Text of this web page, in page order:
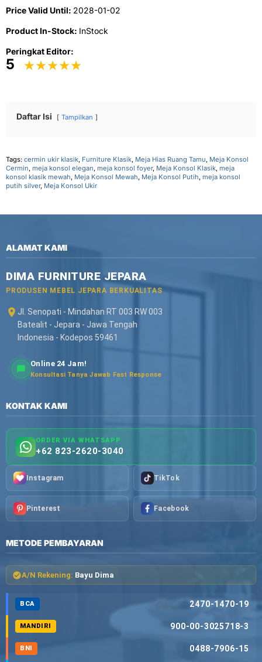
Price Valid Until: 2028-01-02
Product In-Stock: InStock
Peringkat Editor:
5
Daftar Isi Tampilkan
Tags: cermin ukir klasik, Furniture Klasik, Meja Hias Ruang Tamu, Meja Konsol
Cermin, meja konsol elegan, meja konsol foyer, Meja Konsol Klasik, meja
konsol klasik mewah, Meja Konsol Mewah, Meja Konsol Putih, meja konsol
putih silver, Meja Konsol Ukir
ALAMAT KAMI
DIMA FURNITURE JEPARA
PRODUSEN MEBEL JEPARA BERKUALITAS
Jl. Senopati - Mindahan RT 003 RW 003
Batealit - Jepara - Jawa Tengah
Indonesia - Kodepos 59461
Online 24 Jam!
Konsultasi Tanya Jawab Fast Response
KONTAK KAMI
ORDER VIA WHATSAPP
+62 823-2620-3040
Instagram TikTok
Pinterest Facebook
METODE PEMBAYARAN
A/N Rekening: Bayu Dima
BCA 2470-1470-19
MANDIRI 900-00-3025718-3
BNI 0488-7906-15